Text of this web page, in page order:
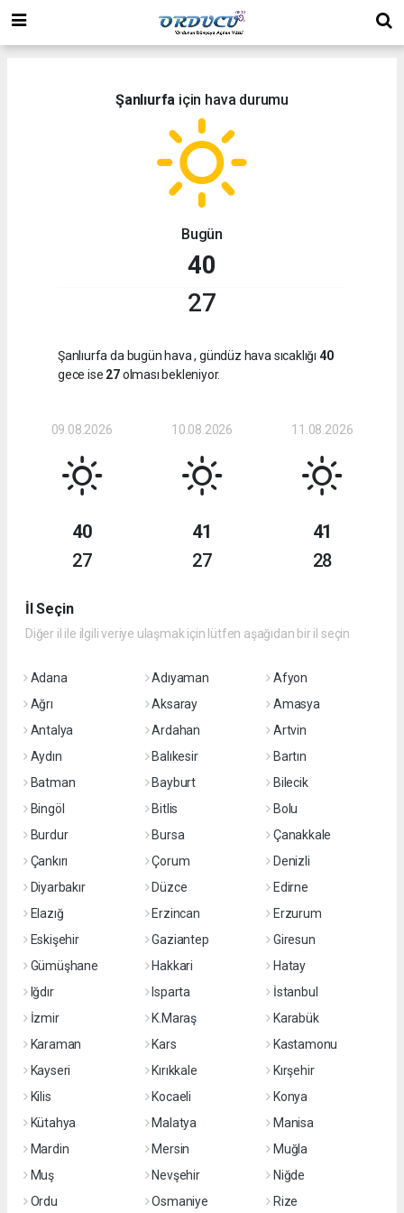
Şanlıurfa için hava durumu
Bugün
40
27
Şanlıurfa da bugün hava, gündüz hava sıcaklığı 40
gece ise 27olması bekleniyor.
09.08.2026
40
27
10.08.2026
41
27
11.08.2026
41
28
İl Seçin
Diğer il ile ilgili veriye ulaşmak için lütfen aşağıdan bir il seçin
Adana Adıyaman
Afyon
Ağrı
Aksaray
Amasya
Antalya
Ardahan
Artvin
Aydın
Balıkesir
Bartın
Batman
Bayburt
Bilecik
Bingöl
Bitlis
Bolu
Burdur
Bursa
Çanakkale
Çankırı
Çorum
Denizli
Diyarbakır
Düzce
Edirne
Elazığ
Erzincan
Erzurum
Eskişehir
Gaziantep
Giresun
Gümüşhane
Hakkari
Hatay
Iğdır
Isparta
İstanbul
İzmir
K.Maraş
Karabük
Karaman
Kars
Kastamonu
Kayseri
Kırıkkale
Kırşehir
Kilis
Kocaeli
Konya
Kütahya
Malatya
Manisa
Mardin
Mersin
Muğla
Muş
Nevşehir
Niğde
Ordu
Osmaniye Rize